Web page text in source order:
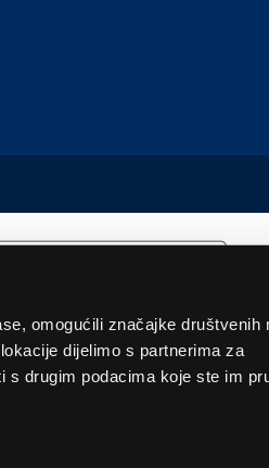
omogućili značajke društvenih
dijelimo s partnerima za
s drugim podacima koje ste im
Technical Store Chain
Navedene cijene, slike i opisi su informativnog